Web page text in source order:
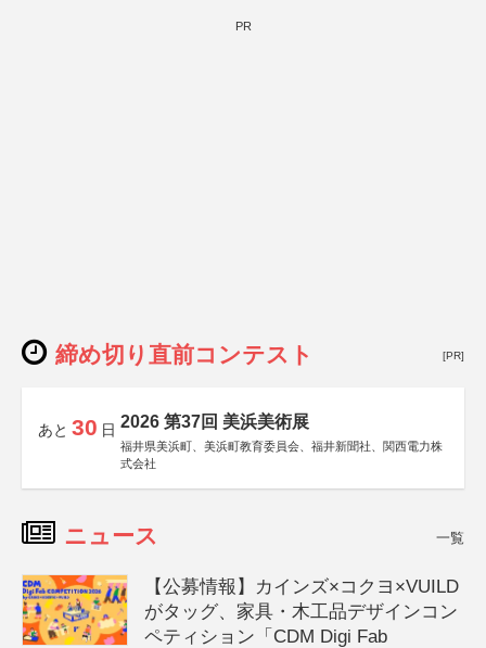
PR
締め切り直前コンテスト [PR]
あと 30 日 2026 第37回 美浜美術展
福井県美浜町、美浜町教育委員会、福井新聞社、関西電力株
式会社
ニュース 一覧
【公募情報】カインズ×コクヨ×VUILD
がタッグ、家具・木工品デザインコン
ペティション「CDM Digi Fab